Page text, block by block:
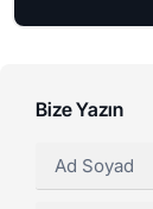
Bize Yazın